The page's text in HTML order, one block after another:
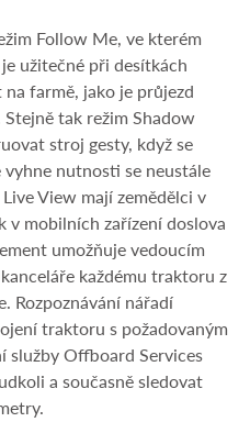
Follow Me, ve kterém
užitečné při desítkách
farmě, jako je průjezd
tak režim Shadow
stroj gesty, když se
nutnosti se neustále
View mají zemědělci v
v mobilních zařízení doslova
umožňuje vedoucím
každému traktoru z
Rozpoznávání nářadí
traktoru s požadovaným
služby Offboard Services
a současně sledovat